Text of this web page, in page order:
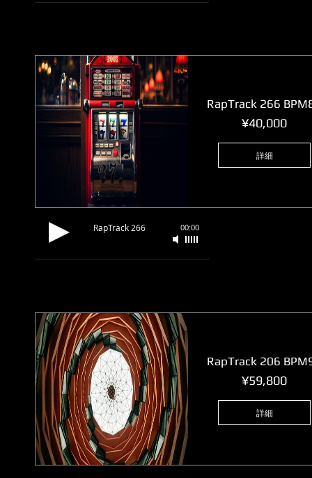
RapTrack 266
¥40,000価
詳細
RapTrack 266 00:00
RapTrack 206
¥59,800価
詳細